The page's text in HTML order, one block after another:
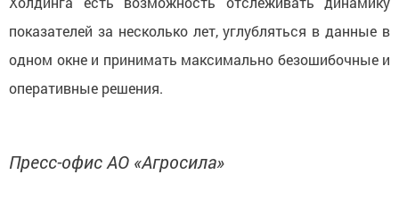
показателей за несколько лет, углубляться в данные в
одном окне и принимать максимально безошибочные и
оперативные решения.
Пресс-офис АО «Агросила»